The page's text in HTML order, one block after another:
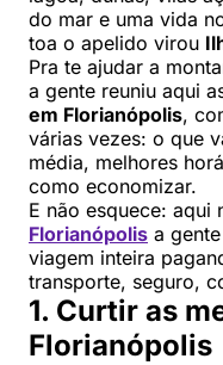
do mar e uma vida
toa o apelido virou
Pra te ajudar a
a gente reuniu aqui
em Florianópolis,
várias vezes: o que
média, melhores
como economizar.
E não esquece: aqui
Florianópolis a
viagem inteira
transporte, seguro,
1. Curtir as
Florianópolis